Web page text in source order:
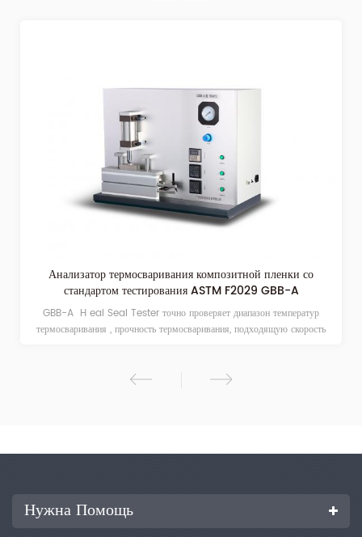
Анализатор термосваривания композитной пленки со
стандартом тестирования ASTM F2029 GBB-A
GBB-A H eal Seal Tester точно проверяет диапазон температур
термосваривания , прочность термосваривания, подходящую скорость
фольги и т . д . Он применяется для контроля качества различных
Нужна Помощь